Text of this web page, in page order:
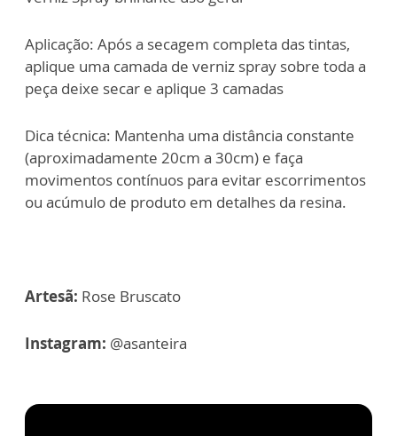
Aplicação: Após a secagem completa das tintas,
aplique uma camada de verniz spray sobre toda a
peça deixe secar e aplique 3 camadas
Dica técnica: Mantenha uma distância constante
(aproximadamente 20cm a 30cm) e faça
movimentos contínuos para evitar escorrimentos
ou acúmulo de produto em detalhes da resina.
Artesã: Rose Bruscato
Instagram: @asanteira